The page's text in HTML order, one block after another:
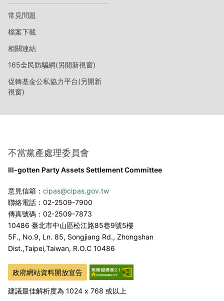
常見問題
檔案下載
相關連結
165全民防騙網(另開新視窗)
促轉基金公私協力平台(另開新
視窗)
不當黨產處理委員會
Ill-gotten Party Assets Settlement Committee
意見信箱： cipas@cipas.gov.tw
聯絡電話：02-2509-7900
傳真號碼：02-2509-7873
10486 臺北市中山區松江路85巷9號5樓
5F., No.9, Ln. 85, Songjiang Rd., Zhongshan
Dist.,Taipei,Taiwan, R.O.C 10486
政府網站資料開放宣告
建議最佳解析度為 1024 x 768 或以上